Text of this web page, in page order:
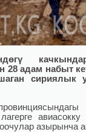
28 адам набыт
сириялык
азырынча